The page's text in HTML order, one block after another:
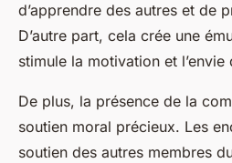
d’apprendre des autres et de
D’autre part, cela crée une
stimule la motivation et l’envie
De plus, la présence de la
soutien moral précieux. Les
soutien des autres membres